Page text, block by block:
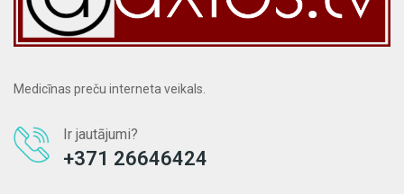
Medicīnas preču interneta veikals.
Ir jautājumi?
+371 26646424